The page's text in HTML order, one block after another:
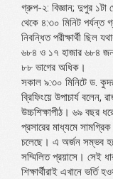
গ্রুপ-২: বিজ্ঞান; দুপুর ১টা
থেকে ৪:৩০ মিনিট পর্যন্ত
নিবন্ধিত পরীক্ষার্থী ছিল
৬৮৪ ও ১৭ হাজার ৬৮৪
৮৮ ভাগের অধিক।
সকাল ৯:৩০ মিনিটে ড.
ব্রিফিংয়ে উপাচার্য বলেন,
উচ্চশিক্ষাপীঠ। ৬৯ বছর
প্রসারের মাধ্যমে
চলেছে। এ অর্জন সম্ভব
সম্মিলিত প্রয়াসে। সেই
শিক্ষার্থীরাই এখানে ভর্তি